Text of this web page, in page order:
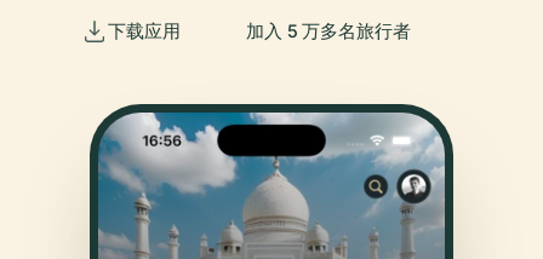
下载应用 加入 5 万多名旅行者